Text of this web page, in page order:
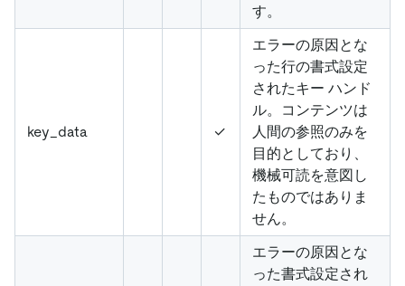
す。
key_data ✓
エラーの原因とな
った行の書式設定
されたキー ハンド
ル。コンテンツは
人間の参照のみを
目的としており、
機械可読を意図し
たものではありま
せん。
エラーの原因とな
った書式設定され